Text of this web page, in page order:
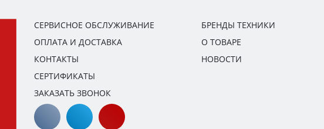
СЕРВИСНОЕ ОБСЛУЖИВАНИЕ
ОПЛАТА И ДОСТАВКА
КОНТАКТЫ
СЕРТИФИКАТЫ
ЗАКАЗАТЬ ЗВОНОК
БРЕНДЫ ТЕХНИКИ
О ТОВАРЕ
НОВОСТИ